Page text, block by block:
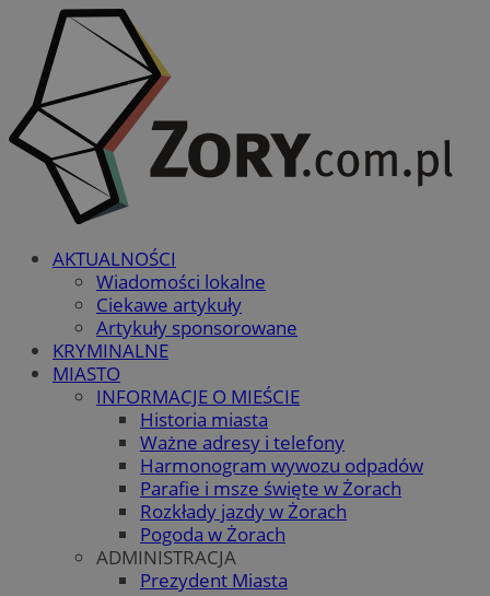
AKTUALNOŚCI
Wiadomości lokalne
Ciekawe artykuły
Artykuły sponsorowane
KRYMINALNE
MIASTO
INFORMACJE O MIEŚCIE
Historia miasta
Ważne adresy i telefony
Harmonogram wywozu odpadów
Parafie i msze święte w Żorach
Rozkłady jazdy w Żorach
Pogoda w Żorach
ADMINISTRACJA
Prezydent Miasta